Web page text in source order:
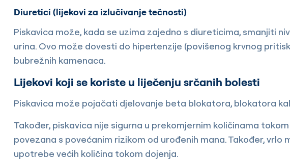
Diuretici (lijekovi za izlučivanje tečnosti)
Piskavica može, kada se uzima zajedno s diureticima, smanjiti
urina. Ovo može dovesti do hipertenzije (povišenog krvnog
bubrežnih kamenaca.
Lijekovi koji se koriste u liječenju srčanih bolesti
Piskavica može pojačati djelovanje beta blokatora, blokatora
Također, piskavica nije sigurna u prekomjernim količinama
povezana s povećanim rizikom od urođenih mana. Također, vrlo
upotrebe većih količina tokom dojenja.